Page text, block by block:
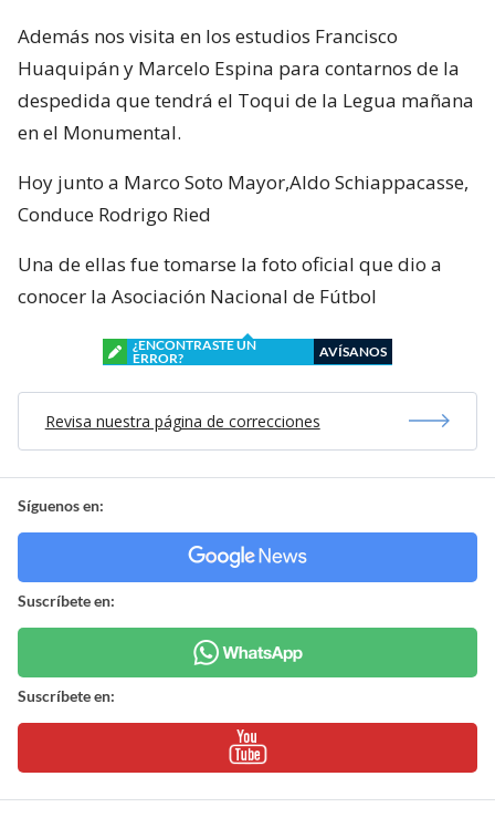
Además nos visita en los estudios Francisco
Huaquipán y Marcelo Espina para contarnos de la
despedida que tendrá el Toqui de la Legua mañana
en el Monumental.
Hoy junto a Marco Soto Mayor,Aldo Schiappacasse,
Conduce Rodrigo Ried
Una de ellas fue tomarse la foto oficial que dio a
conocer la Asociación Nacional de Fútbol
¿ENCONTRASTE UN
ERROR?
AVÍSANOS
Revisa nuestra página de correcciones
Síguenos en:
Suscríbete en:
Suscríbete en: